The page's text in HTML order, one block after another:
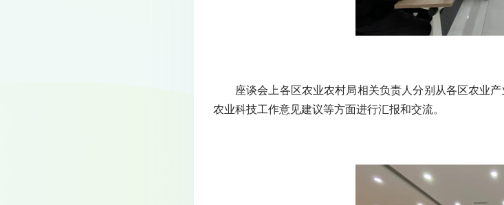
座谈会上各区农业农村局相关负责人分别从各区农业
农业科技工作意见建议等方面进行汇报和交流。